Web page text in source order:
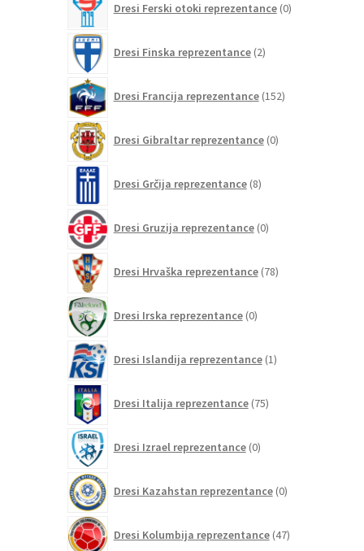
Dresi Ferski otoki reprezentance 0izdelkov
Dresi Finska reprezentance 2izdelka
Dresi Francija reprezentance 152izdelkov
Dresi Gibraltar reprezentance 0izdelkov
Dresi Grčija reprezentance 8izdelkov
Dresi Gruzija reprezentance 0izdelkov
Dresi Hrvaška reprezentance 78izdelkov
Dresi Irska reprezentance 0izdelkov
Dresi Islandija reprezentance 1izdelek
Dresi Italija reprezentance 75izdelkov
Dresi Izrael reprezentance 0izdelkov
Dresi Kazahstan reprezentance 0izdelkov
Dresi Kolumbija reprezentance 47izdelkov